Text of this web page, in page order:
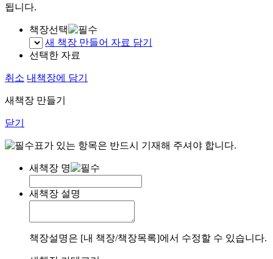
됩니다.
책장선택
새 책장 만들어 자료 담기
선택한 자료
취소 내책장에 담기
새책장 만들기
닫기
표가 있는 항목은 반드시 기재해 주셔야 합니다.
새책장 명
새책장 설명
책장설명은 [내 책장/책장목록]에서 수정할 수 있습니다.